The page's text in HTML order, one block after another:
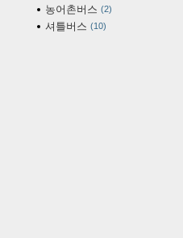
농어촌버스 2
셔틀버스 10